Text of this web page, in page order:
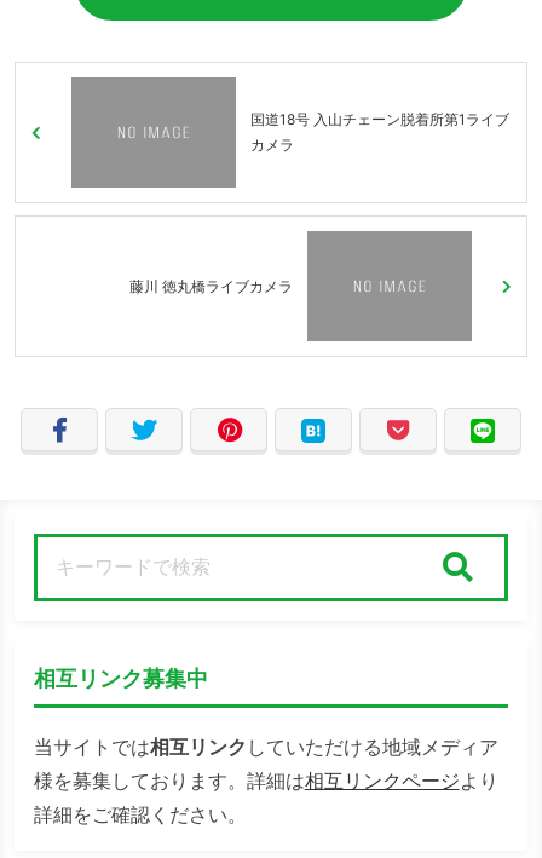
国道18号 入山チェーン脱着所第1ライブ
カメラ
藤川 徳丸橋ライブカメラ
相互リンク募集中
当サイトでは相互リンク していただける地域メディア
様を募集しております。詳細は相互リンクページより
詳細をご確認ください。